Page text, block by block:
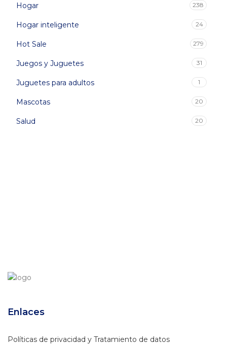
Hogar 238
Hogar inteligente 24
Hot Sale 279
Juegos y Juguetes 31
Juguetes para adultos 1
Mascotas 20
Salud 20
Enlaces
Políticas de privacidad y Tratamiento de datos